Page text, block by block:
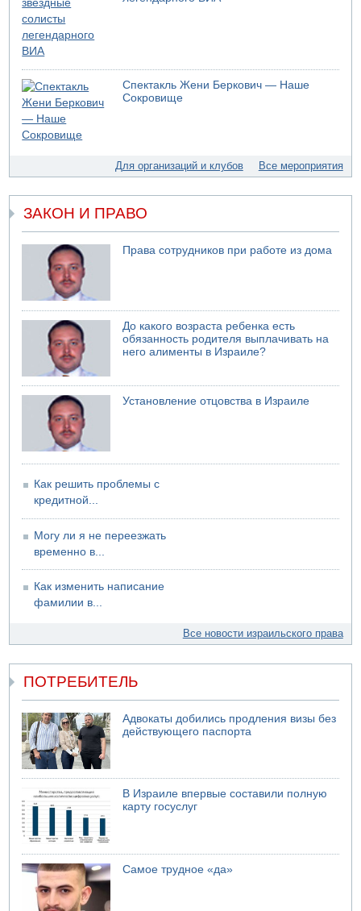
05.08.2026 10:19
Хуситы сообщают об атаке по Саудовскому танкеру
05.08.2026 10:16
Левые активисты пытались ворваться в офис
"Религиозного сионизма"
05.08.2026 06:42
В Дубае поднимается дым над портом
Еще один меморандум для Ирана
04.08.2026 20:31
Минздрав и Министерство экологии сообщили о
необычно высоком уровне загрязнения воды в девяти
04.08.2026 19:20
Шоссе 6 и участок шоссе 1 в восточном направлении в
районе Бейт-Шемеша вновь открыты для движения
04.08.2026 18:17
75-летний мужчина получил тяжелые ножевые ранения
в результате нападения на улице Левински в Тель-
Авиве
Спектакль Жени Беркович — Наше
Сокровище
Для организаций и клубов Все мероприятия
ЗАКОН И ПРАВО
Права сотрудников при работе из дома
До какого возраста ребенка есть
обязанность родителя выплачивать на
него алименты в Израиле?
Установление отцовства в Израиле
Как решить проблемы с
кредитной...
Могу ли я не переезжать
временно в...
Как изменить написание
фамилии в...
Все новости израильского права
ПОТРЕБИТЕЛЬ
Адвокаты добились продления визы без
действующего паспорта
В Израиле впервые составили полную
карту госуслуг
Самое трудное «да»